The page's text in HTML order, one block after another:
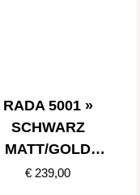
RADA 5001 »
SCHWARZ
MATT/GOLD
POLIERT
€ 239,00